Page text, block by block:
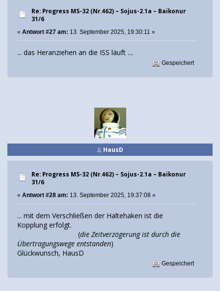
Re: Progress MS-32 (Nr.462) – Sojus-2.1а – Baikonur
31/6
« Antwort #27 am: 13. September 2025, 19:30:11 »
... das Heranziehen an die ISS läuft ....
Gespeichert
HausD
Re: Progress MS-32 (Nr.462) – Sojus-2.1а – Baikonur
31/6
« Antwort #28 am: 13. September 2025, 19:37:08 »
... mit dem Verschließen der Haltehaken ist die
Kopplung erfolgt.
(die Zeitverzögerung ist durch die
Übertragungswege entstanden)
Glückwunsch, HausD
Gespeichert